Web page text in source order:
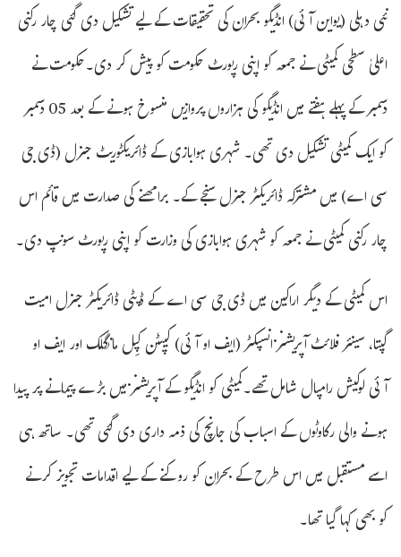
نئی دہلی (یواین آئی) انڈیگو بحران کی تحقیقات کے لیے تشکیل دی گئی چار رکنی
اعلیٰ سطحی کمیٹی نے جمعہ کو اپنی رپورٹ حکومت کو پیش کر دی۔حکومت نے
دسمبر کے پہلے ہفتے میں انڈیگو کی ہزاروں پروازیں منسوخ ہونے کے بعد 05 دسمبر
کو ایک کمیٹی تشکیل دی تھی۔ شہری ہوابازی کے ڈائریکٹوریٹ جنرل (ڈی جی
سی اے) میں مشترکہ ڈائریکٹر جنرل سنجے کے۔ برامھنے کی صدارت میں قائم اس
چار رکنی کمیٹی نے جمعہ کو شہری ہوابازی کی وزارت کو اپنی رپورٹ سونپ دی۔
اس کمیٹی کے دیگر اراکین میں ڈی جی سی اے کے ڈپٹی ڈائریکٹر جنرل امیت
گپتا، سینئر فلائٹ آپریشنز انسپکٹر (ایف او آئی) کیپٹن کپِل مانگلک اور ایف او
آئی لوکیش رامپال شامل تھے۔کمیٹی کو انڈیگو کے آپریشنز میں بڑے پیمانے پر پیدا
ہونے والی رکاوٹوں کے اسباب کی جانچ کی ذمہ داری دی گئی تھی۔ ساتھ ہی
اسے مستقبل میں اس طرح کے بحران کو روکنے کے لیے اقدامات تجویز کرنے
کو بھی کہا گیا تھا۔